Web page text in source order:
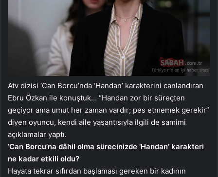
Atv dizisi ‘Can Borcu’nda ‘Handan’ karakterini canlandıran
Ebru Özkan ile konuştuk… “Handan zor bir süreçten
geçiyor ama umut her zaman vardır; pes etmemek gerekir”
diyen oyuncu, kendi aile yaşantısıyla ilgili de samimi
açıklamalar yaptı.
‘Can Borcu’na dâhil olma sürecinizde ‘Handan’ karakteri
ne kadar etkili oldu?
Hayata tekrar sıfırdan başlaması gereken bir kadının